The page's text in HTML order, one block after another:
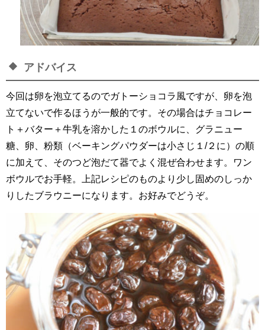
アドバイス
今回は卵を泡立てるのでガトーショコラ風ですが、卵を泡
立てないで作るほうが一般的です。その場合はチョコレー
ト＋バター＋牛乳を溶かした１のボウルに、グラニュー
糖、卵、粉類（ベーキングパウダーは小さじ１/２に）の順
に加えて、そのつど泡だて器でよく混ぜ合わせます。ワン
ボウルでお手軽。上記レシピのものより少し固めのしっか
りしたブラウニーになります。お好みでどうぞ。